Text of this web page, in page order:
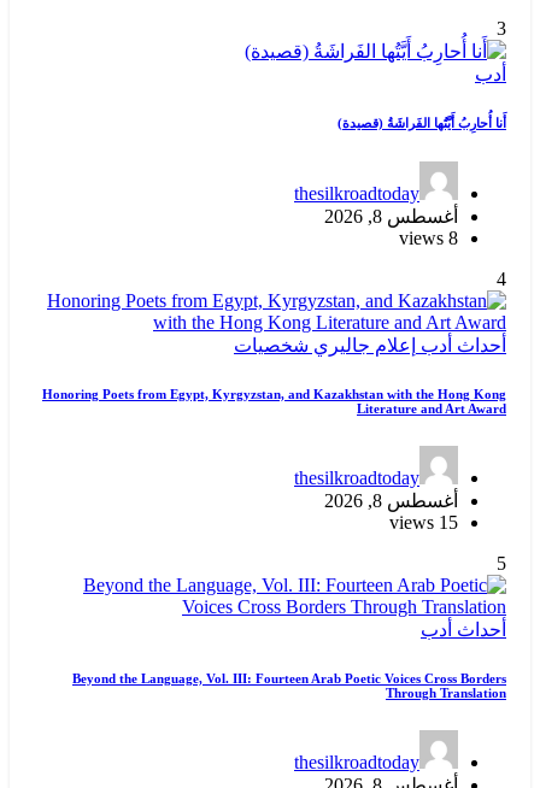
3
أدب
أَنا أُحارِبُ أَيَّتُها الفَراشَةُ (قصيدة)
thesilkroadtoday
أغسطس 8, 2026
8 views
4
أحداث أدب إعلام جاليري شخصيات
Honoring Poets from Egypt, Kyrgyzstan, and Kazakhstan with the Hong Kong
Literature and Art Award
thesilkroadtoday
أغسطس 8, 2026
15 views
5
أحداث أدب
Beyond the Language, Vol. III: Fourteen Arab Poetic Voices Cross Borders
Through Translation
thesilkroadtoday